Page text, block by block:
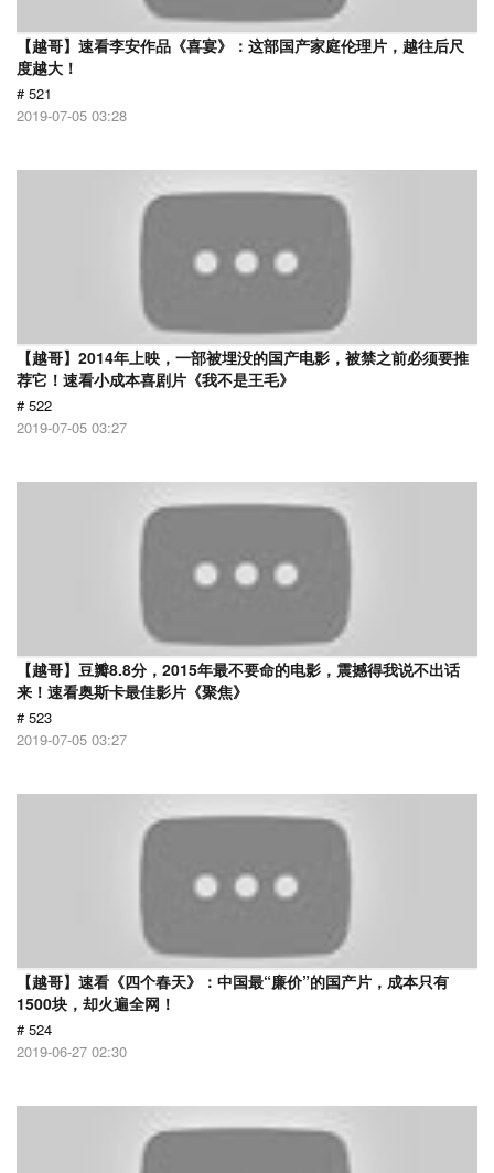
【越哥】速看李安作品《喜宴》：这部国产家庭伦理片，越往后尺
度越大！
# 521
2019-07-05 03:28
【越哥】2014年上映，一部被埋没的国产电影，被禁之前必须要推
荐它！速看小成本喜剧片《我不是王毛》
# 522
2019-07-05 03:27
【越哥】豆瓣8.8分，2015年最不要命的电影，震撼得我说不出话
来！速看奥斯卡最佳影片《聚焦》
# 523
2019-07-05 03:27
【越哥】速看《四个春天》：中国最“廉价”的国产片，成本只有
1500块，却火遍全网！
# 524
2019-06-27 02:30